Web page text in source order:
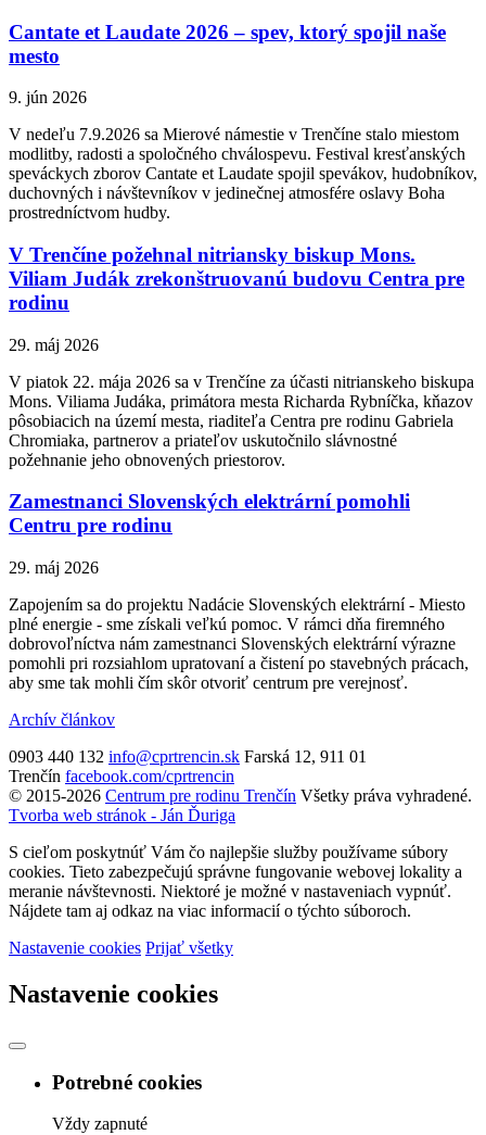
Cantate et Laudate 2026 – spev, ktorý spojil naše
mesto
9. jún 2026
V nedeľu 7.9.2026 sa Mierové námestie v Trenčíne stalo miestom
modlitby, radosti a spoločného chválospevu. Festival kresťanských
speváckych zborov Cantate et Laudate spojil spevákov, hudobníkov,
duchovných i návštevníkov v jedinečnej atmosfére oslavy Boha
prostredníctvom hudby.
V Trenčíne požehnal nitriansky biskup Mons.
Viliam Judák zrekonštruovanú budovu Centra pre
rodinu
29. máj 2026
V piatok 22. mája 2026 sa v Trenčíne za účasti nitrianskeho biskupa
Mons. Viliama Judáka, primátora mesta Richarda Rybníčka, kňazov
pôsobiacich na území mesta, riaditeľa Centra pre rodinu Gabriela
Chromiaka, partnerov a priateľov uskutočnilo slávnostné
požehnanie jeho obnovených priestorov.
Zamestnanci Slovenských elektrární pomohli
Centru pre rodinu
29. máj 2026
Zapojením sa do projektu Nadácie Slovenských elektrární - Miesto
plné energie - sme získali veľkú pomoc. V rámci dňa firemného
dobrovoľníctva nám zamestnanci Slovenských elektrární výrazne
pomohli pri rozsiahlom upratovaní a čistení po stavebných prácach,
aby sme tak mohli čím skôr otvoriť centrum pre verejnosť.
Archív článkov
0903 440 132 info@cprtrencin.sk Farská 12, 911 01
Trenčín facebook.com/cprtrencin
© 2015-2026 Centrum pre rodinu Trenčín Všetky práva vyhradené.
Tvorba web stránok - Ján Ďuriga
S cieľom poskytnúť Vám čo najlepšie služby používame súbory
cookies. Tieto zabezpečujú správne fungovanie webovej lokality a
meranie návštevnosti. Niektoré je možné v nastaveniach vypnúť.
Nájdete tam aj odkaz na viac informacií o týchto súboroch.
Nastavenie cookies Prijať všetky
Nastavenie cookies
Potrebné cookies
Vždy zapnuté